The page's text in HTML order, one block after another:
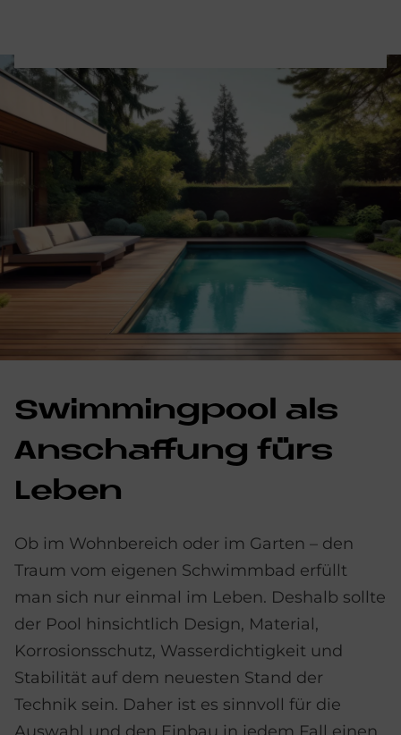
Swim­ming­pool als
An­schaf­fung fürs
Le­ben
Ob im Wohnbereich oder im Garten – den
Traum vom eigenen Schwimmbad erfüllt
man sich nur einmal im Leben. Deshalb sollte
der Pool hinsichtlich Design, Material,
Korrosionsschutz, Wasserdichtigkeit und
Stabilität auf dem neuesten Stand der
Technik sein. Daher ist es sinnvoll für die